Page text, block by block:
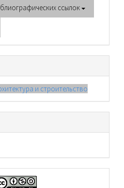
ссылок
и строительство